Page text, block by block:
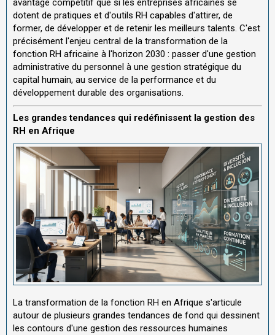
dotent de pratiques et d'outils RH capables d'attirer, de
former, de développer et de retenir les meilleurs talents. C'est
précisément l'enjeu central de la transformation de la
fonction RH africaine à l'horizon 2030 : passer d'une gestion
administrative du personnel à une gestion stratégique du
capital humain, au service de la performance et du
développement durable des organisations.
Les grandes tendances qui redéfinissent la gestion des
RH en Afrique
La transformation de la fonction RH en Afrique s'articule
autour de plusieurs grandes tendances de fond qui dessinent
les contours d'une gestion des ressources humaines